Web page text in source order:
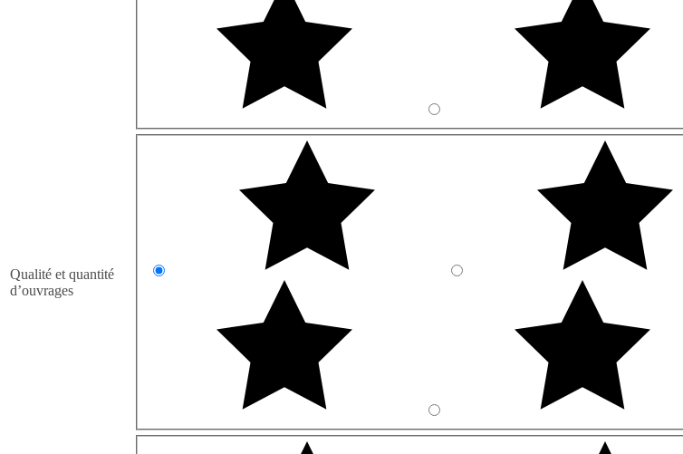
Qualité et quantité
d’ouvrages